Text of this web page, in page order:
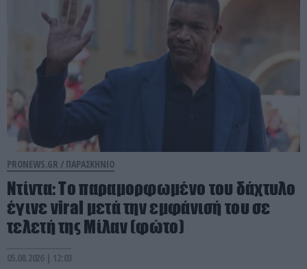
PRONEWS.GR / ΠΑΡΑΣΚΗΝΙΟ
Ντίντα: Το παραμορφωμένο του δάχτυλο
έγινε viral μετά την εμφάνισή του σε
τελετή της Μίλαν (φώτο)
05.08.2026 | 12:03